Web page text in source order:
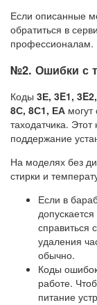
Если описанные
обратиться в
профессионалам.
№2. Ошибки с
Коды 3Е, 3E1,
8С, 8С1, ЕА
таходатчика.
поддержание
На моделях без
стирки и
Если в
справиться
удаления
обычно.
Коды
работе.
питание